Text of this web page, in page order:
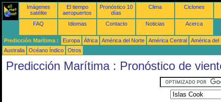
Imágenes
satélite
El tiempo
aeropuertos
Pronóstico 10
días
Clima Ciclones
FAQ Idiomas Contacto Noticias Acerca
Predicción Marítima : Europa África América del Norte América Central
América del
Australia
Océano Índico Otros
Predicción Marítima : Pronóstico de